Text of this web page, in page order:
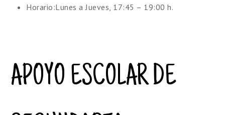
Horario :Lunes a Jueves, 17:45 – 19:00 h.
APOYO ESCOLAR DE